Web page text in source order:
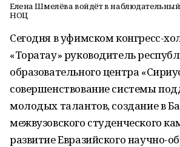
Елена Шмелёва войдёт в наблюдательный
НОЦ
Сегодняв уфимском конгресс-
«Торатау»руководитель
образовательного центра
совершенствование системы
молодых талантов, создание в
межвузовского студенческого
развитие Евразийского научно-